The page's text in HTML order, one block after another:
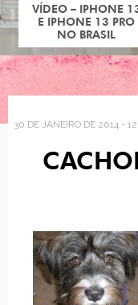
VÍDEO – IPHONE
E IPHONE 13 PRO
NO BRASIL
30 DE JANEIRO DE 2014 -